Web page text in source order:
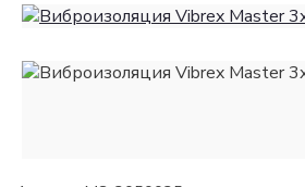
Контакты
Сопутствующие товары